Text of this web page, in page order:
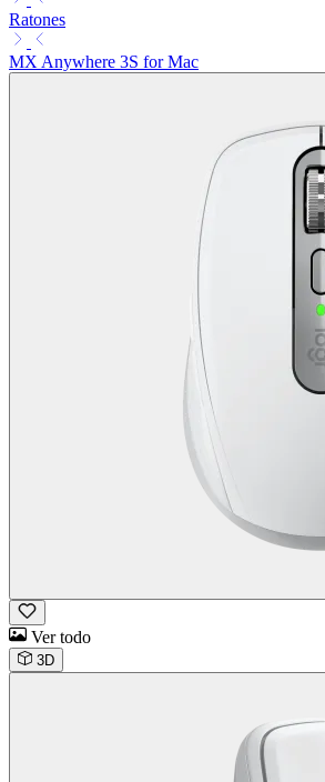
Ratones
MX Anywhere 3S for Mac
Ver todo
3D